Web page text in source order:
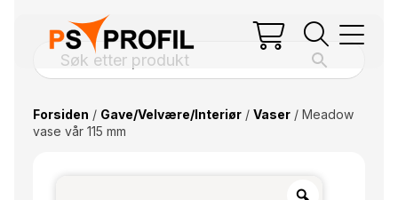
Forsiden / Gave/Velvære/Interiør/ Vaser/ Meadow
vase vår 115 mm